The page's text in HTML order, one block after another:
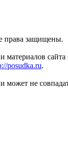
права защищены.
материалов сайта
posudka.ru.
может не